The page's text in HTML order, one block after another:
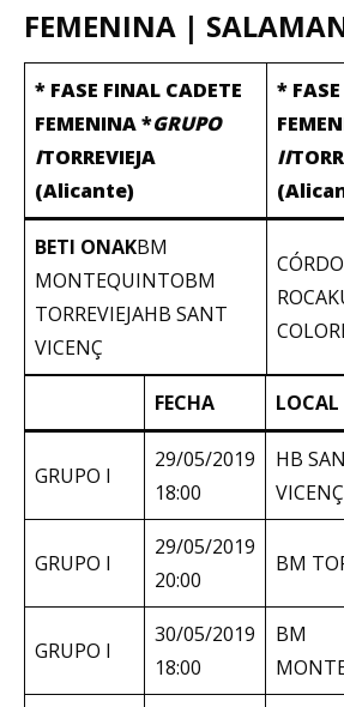
FEMENINA |
* FASE FINAL CADETE
FEMENINA *GRUPO
ITORREVIEJA
(Alicante)
*
II
BETI ONAKBM
MONTEQUINTOBM
TORREVIEJAHB SANT
VICENÇ
FECHA LOCAL
GRUPO I
29/05/2019
18:00
HB
VICENÇ
GRUPO I
29/05/2019
20:00
BM
GRUPO I
30/05/2019
18:00
BM